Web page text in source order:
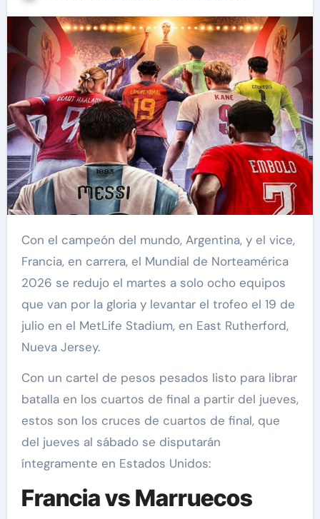
Con el campeón del mundo, Argentina, y el vice,
Francia, en carrera, el Mundial de Norteamérica
2026 se redujo el martes a solo ocho equipos
que van por la gloria y levantar el trofeo el 19 de
julio en el MetLife Stadium, en East Rutherford,
Nueva Jersey.
Con un cartel de pesos pesados listo para librar
batalla en los cuartos de final a partir del jueves,
estos son los cruces de cuartos de final, que
del jueves al sábado se disputarán
íntegramente en Estados Unidos:
Francia vs Marruecos